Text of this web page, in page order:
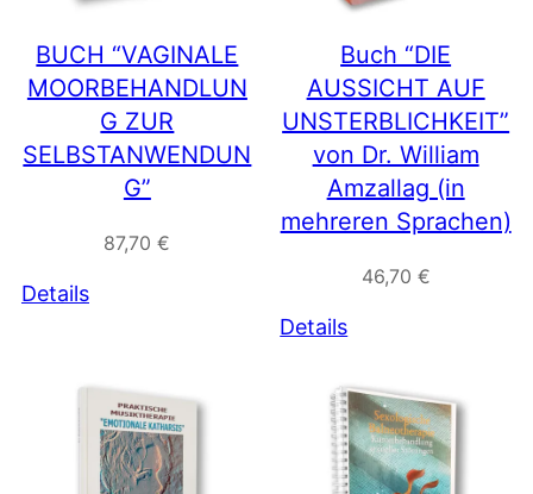
BUCH “VAGINALE
MOORBEHANDLUN
G ZUR
SELBSTANWENDUN
G”
87,70€
Details
Buch “DIE
AUSSICHT AUF
UNSTERBLICHKEIT”
von Dr. William
Amzallag (in
mehreren Sprachen)
46,70 €
Details